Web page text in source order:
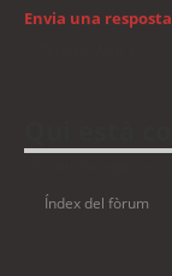
Envia una resposta
Índex del fòrum